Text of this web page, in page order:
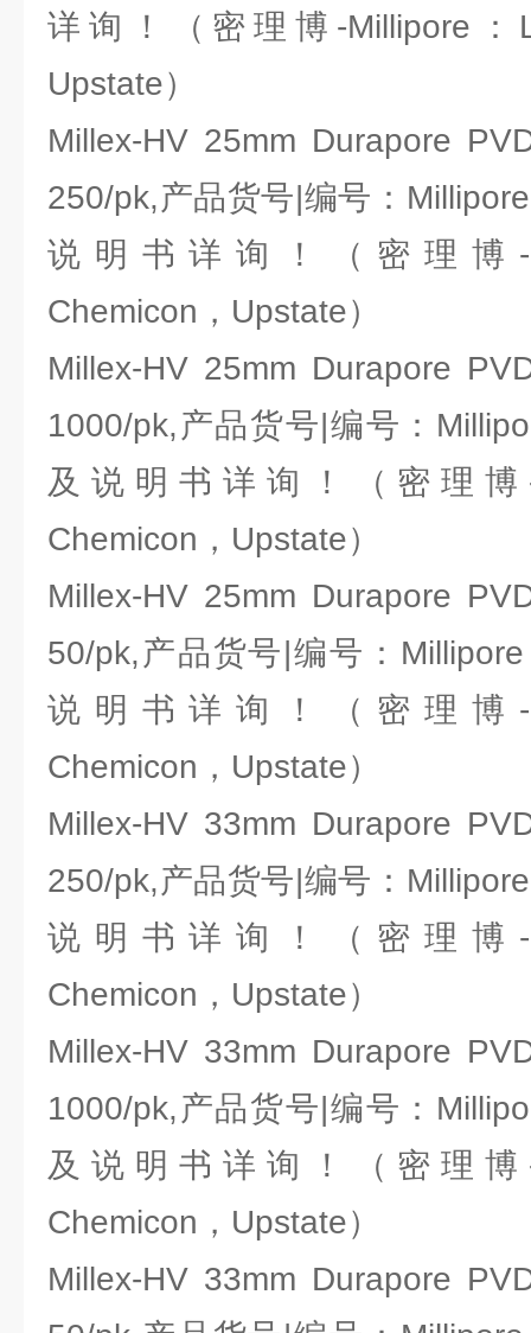
详询！（密理博-Millipore：
Upstate）
Millex-HV 25mm Durapore
250/pk,产品货号|编号：
说明书详询！（密理博-
Chemicon，Upstate）
Millex-HV 25mm Durapore
1000/pk,产品货号|编号：
及说明书详询！（密理博-
Chemicon，Upstate）
Millex-HV 25mm Durapore
50/pk,产品货号|编号：
说明书详询！（密理博-
Chemicon，Upstate）
Millex-HV 33mm Durapore
250/pk,产品货号|编号：
说明书详询！（密理博-
Chemicon，Upstate）
Millex-HV 33mm Durapore
1000/pk,产品货号|编号：
及说明书详询！（密理博-
Chemicon，Upstate）
Millex-HV 33mm Durapore